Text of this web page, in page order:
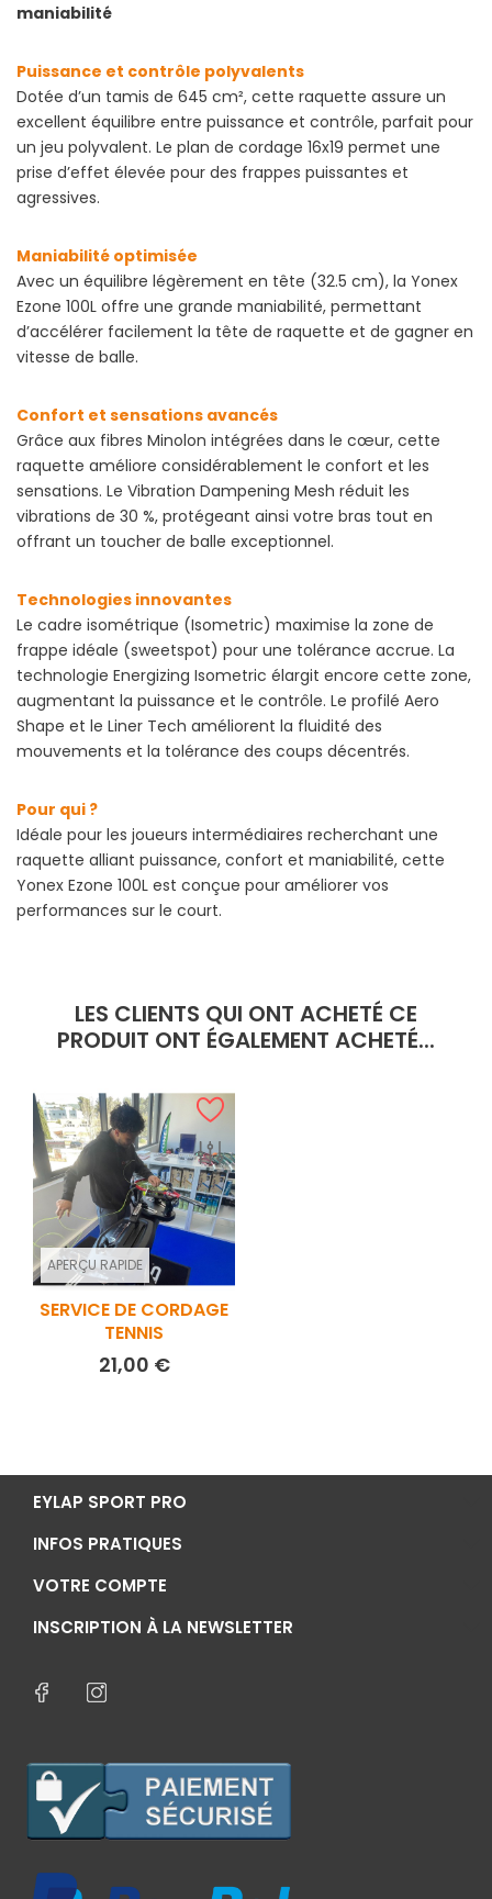
maniabilité
Puissance et contrôle polyvalents
Dotée d’un tamis de 645 cm², cette raquette assure un
excellent équilibre entre puissance et contrôle, parfait pour
un jeu polyvalent. Le plan de cordage 16x19 permet une
prise d’effet élevée pour des frappes puissantes et
agressives.
Maniabilité optimisée
Avec un équilibre légèrement en tête (32.5 cm), la Yonex
Ezone 100L offre une grande maniabilité, permettant
d’accélérer facilement la tête de raquette et de gagner en
vitesse de balle.
Confort et sensations avancés
Grâce aux fibres Minolon intégrées dans le cœur, cette
raquette améliore considérablement le confort et les
sensations. Le Vibration Dampening Mesh réduit les
vibrations de 30 %, protégeant ainsi votre bras tout en
offrant un toucher de balle exceptionnel.
Technologies innovantes
Le cadre isométrique (Isometric) maximise la zone de
frappe idéale (sweetspot) pour une tolérance accrue. La
technologie Energizing Isometric élargit encore cette zone,
augmentant la puissance et le contrôle. Le profilé Aero
Shape et le Liner Tech améliorent la fluidité des
mouvements et la tolérance des coups décentrés.
Pour qui ?
Idéale pour les joueurs intermédiaires recherchant une
raquette alliant puissance, confort et maniabilité, cette
Yonex Ezone 100L est conçue pour améliorer vos
performances sur le court.
LES CLIENTS QUI ONT ACHETÉ CE
PRODUIT ONT ÉGALEMENT ACHETÉ...
APERÇU RAPIDE
SERVICE DE CORDAGE
TENNIS
21,00 €Prix
EYLAP SPORT PRO
INFOS PRATIQUES
VOTRE COMPTE
INSCRIPTION À LA NEWSLETTER